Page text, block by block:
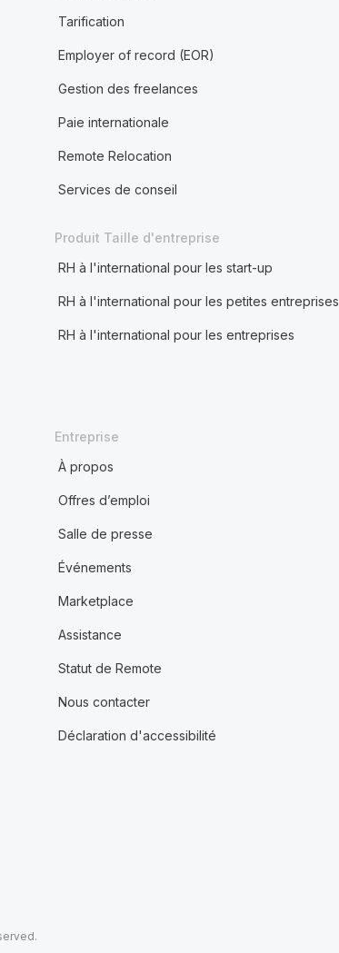
Tarification
Employer of record (EOR)
Gestion des freelances
Paie internationale
Remote Relocation
Services de conseil
Produit Taille d'entreprise
RH à l'international pour les start-up
RH à l'international pour les petites entreprises
RH à l'international pour les entreprises
Entreprise
À propos
Offres d’emploi
Salle de presse
Événements
Marketplace
Assistance
Statut de Remote
Nous contacter
Déclaration d'accessibilité